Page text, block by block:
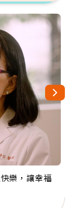
樂，讓幸福
「台灣是我
蛋黃哥小
後才開始真
長羽球選
琴還登上小